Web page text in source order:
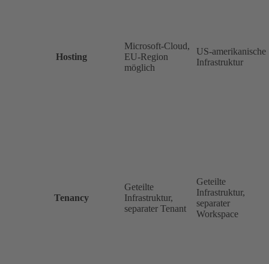
Hosting
Microsoft-Cloud,
EU-Region
möglich
US-amerikanische
Infrastruktur
Tenancy
Geteilte
Infrastruktur,
separater Tenant
Geteilte
Infrastruktur,
separater
Workspace